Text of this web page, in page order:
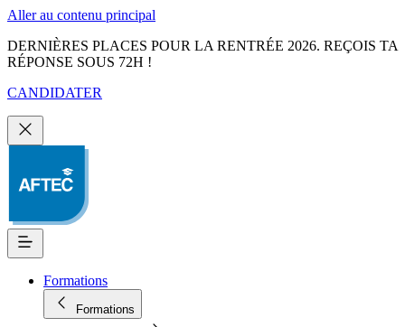
Aller au contenu principal
DERNIÈRES PLACES POUR LA RENTRÉE 2026. REÇOIS TA
RÉPONSE SOUS 72H !
CANDIDATER
Formations
Formations